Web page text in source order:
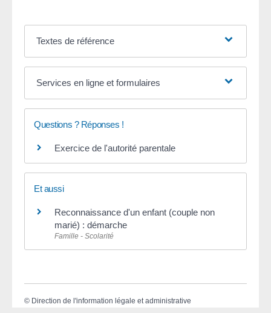
Textes de référence
Services en ligne et formulaires
Questions ? Réponses !
Exercice de l'autorité parentale
Et aussi
Reconnaissance d'un enfant (couple non
marié) : démarche
Famille - Scolarité
© Direction de l'information légale et administrative